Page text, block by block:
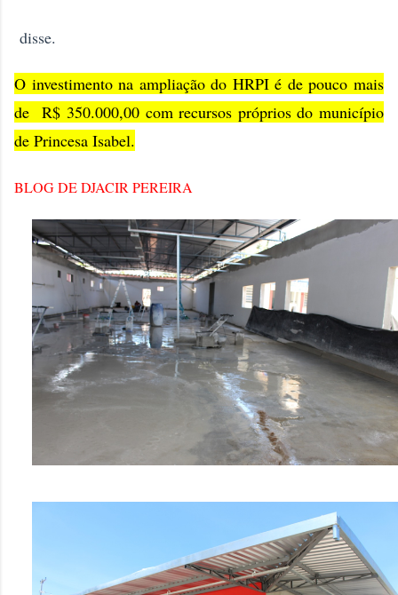
disse.
O investimento na ampliação do HRPIé de pouco mais
de R$ 350.000,00 com recursos próprios do município
de Princesa Isabel.
BLOG DE DJACIR PEREIRA